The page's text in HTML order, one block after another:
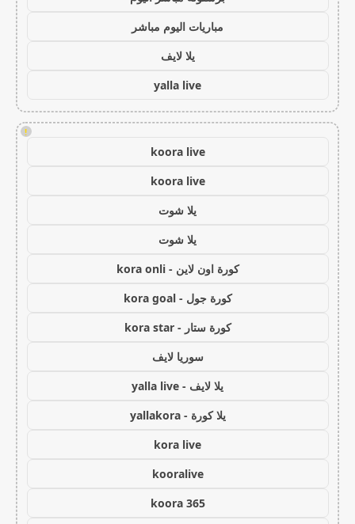
مباريات اليوم مباشر
يلا لايف
yalla live
!
koora live
koora live
يلا شوت
يلا شوت
كورة اون لاين - kora onli
كورة جول - kora goal
كورة ستار - kora star
سوريا لايف
يلا لايف - yalla live
يلا كورة - yallakora
kora live
kooralive
koora 365